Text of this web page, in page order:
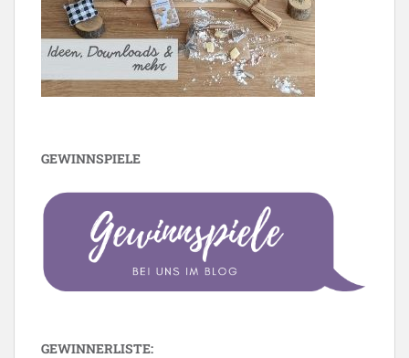
GEWINNSPIELE
GEWINNERLISTE: